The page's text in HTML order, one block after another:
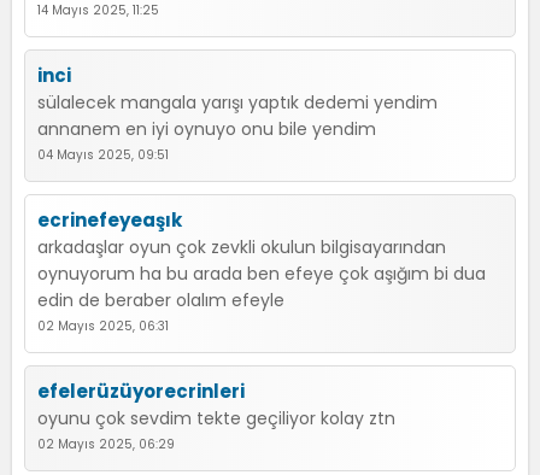
14 Mayıs 2025, 11:25
inci
sülalecek mangala yarışı yaptık dedemi yendim
annanem en iyi oynuyo onu bile yendim
04 Mayıs 2025, 09:51
ecrinefeyeaşık
arkadaşlar oyun çok zevkli okulun bilgisayarından
oynuyorum ha bu arada ben efeye çok aşığım bi dua
edin de beraber olalım efeyle
02 Mayıs 2025, 06:31
efelerüzüyorecrinleri
oyunu çok sevdim tekte geçiliyor kolay ztn
02 Mayıs 2025, 06:29